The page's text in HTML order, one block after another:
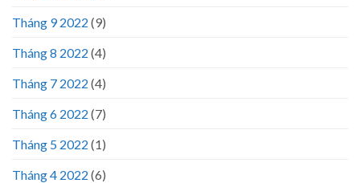
Tháng 9 2022 (9)
Tháng 8 2022 (4)
Tháng 7 2022 (4)
Tháng 6 2022 (7)
Tháng 5 2022 (1)
Tháng 4 2022 (6)